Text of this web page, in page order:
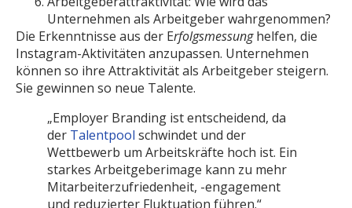
Unternehmen als Arbeitgeber wahrgenommen?
Die Erkenntnisse aus der Erfolgsmessunghelfen, die
Instagram-Aktivitäten anzupassen. Unternehmen
können so ihre Attraktivität als Arbeitgeber steigern.
Sie gewinnen so neue Talente.
„Employer Branding ist entscheidend, da
der Talentpool schwindet und der
Wettbewerb um Arbeitskräfte hoch ist. Ein
starkes Arbeitgeberimage kann zu mehr
Mitarbeiterzufriedenheit, -engagement
und reduzierter Fluktuation führen.“